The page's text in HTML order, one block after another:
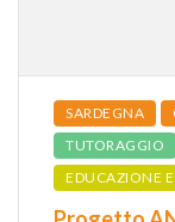
SARDEGNA
TUTORAGGIO
EDUCAZIONE